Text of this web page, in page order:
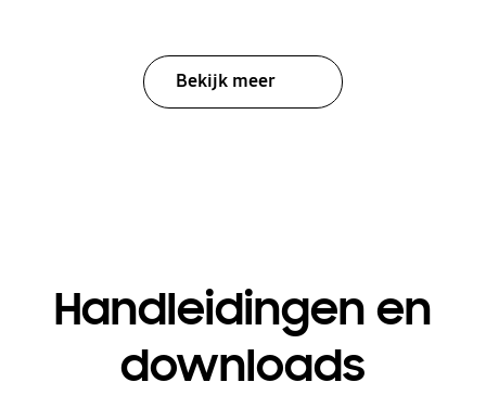
Bekijk meer
Handleidingen en
downloads